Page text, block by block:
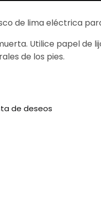
de lima eléctrica
Utilice papel de
de los pies.
de deseos